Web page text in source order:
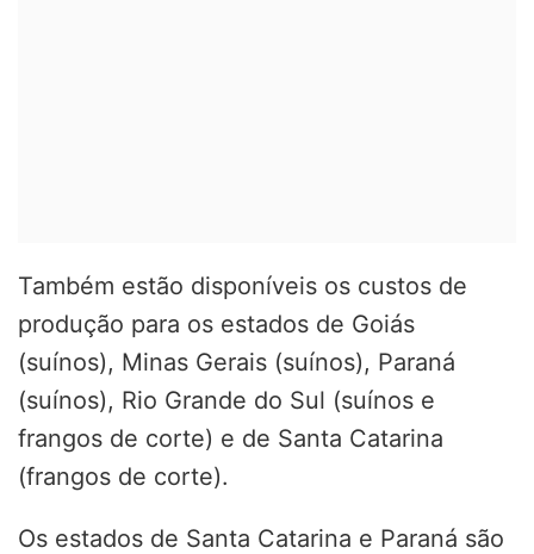
Também estão disponíveis os custos de
produção para os estados de Goiás
(suínos), Minas Gerais (suínos), Paraná
(suínos), Rio Grande do Sul (suínos e
frangos de corte) e de Santa Catarina
(frangos de corte).
Os estados de Santa Catarina e Paraná são